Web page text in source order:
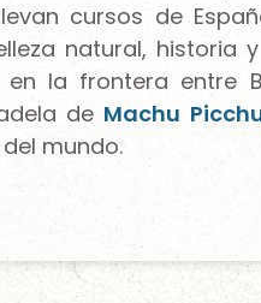
cursos de
natural, historia
la frontera entre
de Machu
mundo.